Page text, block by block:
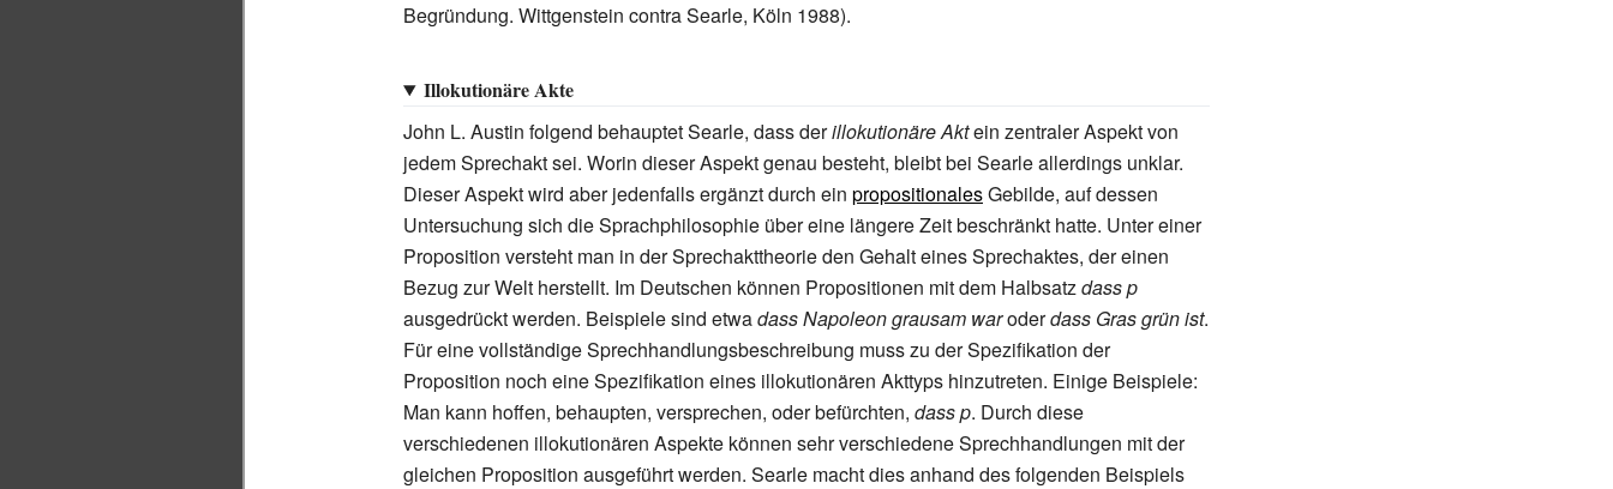
Begründung. Wittgenstein contra Searle, Köln 1988).
Illokutionäre Akte
John L. Austin folgend behauptet Searle, dass derillokutionäre Aktein zentraler Aspekt von
jedem Sprechakt sei. Worin dieser Aspekt genau besteht, bleibt bei Searle allerdings unklar.
Dieser Aspekt wird aber jedenfalls ergänzt durch ein propositionalesGebilde, auf dessen
Untersuchung sich die Sprachphilosophie über eine längere Zeit beschränkt hatte. Unter einer
Proposition versteht man in der Sprechakttheorie den Gehalt eines Sprechaktes, der einen
Bezug zur Welt herstellt. Im Deutschen können Propositionen mit dem Halbsatzdass p
ausgedrückt werden. Beispiele sind etwadass Napoleon grausam waroderdass Gras grün ist.
Für eine vollständige Sprechhandlungsbeschreibung muss zu der Spezifikation der
Proposition noch eine Spezifikation eines illokutionären Akttyps hinzutreten. Einige Beispiele:
Man kann hoffen, behaupten, versprechen, oder befürchten, dass p. Durch diese
verschiedenen illokutionären Aspekte können sehr verschiedene Sprechhandlungen mit der
gleichen Proposition ausgeführt werden. Searle macht dies anhand des folgenden Beispiels